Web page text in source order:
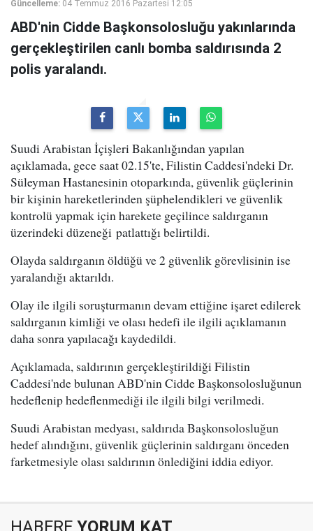
Güncelleme: 04 Temmuz 2016 Pazartesi 12:05
ABD'nin Cidde Başkonsolosluğu yakınlarında
gerçekleştirilen canlı bomba saldırısında 2
polis yaralandı.
Suudi Arabistan İçişleri Bakanlığından yapılan
açıklamada, gece saat 02.15'te, Filistin Caddesi'ndeki Dr.
Süleyman Hastanesinin otoparkında, güvenlik güçlerinin
bir kişinin hareketlerinden şüphelendikleri ve güvenlik
kontrolü yapmak için harekete geçilince saldırganın
üzerindeki düzeneği patlattığı belirtildi.
Olayda saldırganın öldüğü ve 2 güvenlik görevlisinin ise
yaralandığı aktarıldı.
Olay ile ilgili soruşturmanın devam ettiğine işaret edilerek
saldırganın kimliği ve olası hedefi ile ilgili açıklamanın
daha sonra yapılacağı kaydedildi.
Açıklamada, saldırının gerçekleştirildiği Filistin
Caddesi'nde bulunan ABD'nin Cidde Başkonsolosluğunun
hedeflenip hedeflenmediği ile ilgili bilgi verilmedi.
Suudi Arabistan medyası, saldırıda Başkonsolosluğun
hedef alındığını, güvenlik güçlerinin saldırganı önceden
farketmesiyle olası saldırının önlediğini iddia ediyor.
HABERE YORUM KAT